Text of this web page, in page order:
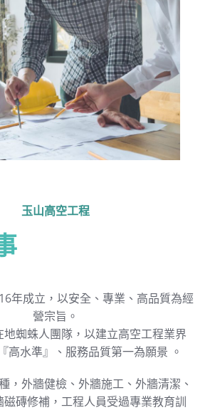
玉山高空工程
年成立，以安全、專業、高品質為經
營宗旨。
蜘蛛人團隊，以建立高空工程業界
高水準』、服務品質第一為願景 。
，外牆健檢、外牆施工、外牆清潔、
磚修補，工程人員受過專業教育訓